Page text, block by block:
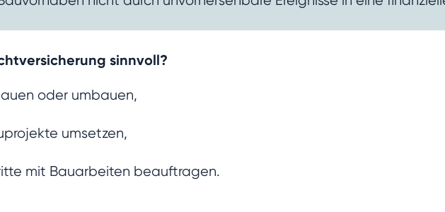
sinnvoll?
oder umbauen,
umsetzen,
mit Bauarbeiten beauftragen.